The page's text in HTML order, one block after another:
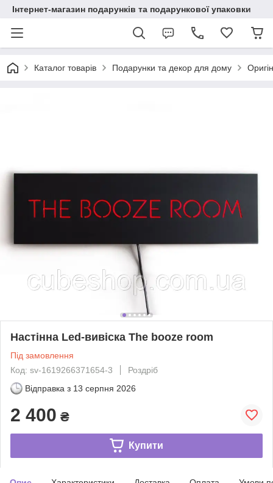
Інтернет-магазин подарунків та подарункової упаковки
Каталог товарів Подарунки та декор для дому
Настінна Led-вивіска The booze room
Під замовлення
Код: sv-1619266371654-3
Роздріб
Відправка з 13 серпня 2026
2 400 ₴
Купити